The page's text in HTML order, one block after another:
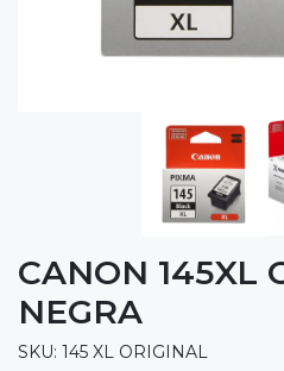
CANON 145XL
NEGRA
SKU: 145 XL ORIGINAL